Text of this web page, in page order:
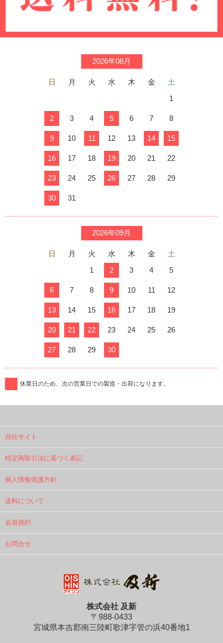
2026年08月
日 月 火 水 木 金
土
1
2 3 4 5 6 7 8
9 10 11 12 13 14 15
16 17 18 19 20 21 22
23 24 25 26 27 28 29
30 31
2026年09月
日 月 火 水 木 金
土
1
2 3 4 5
6 7 8 9 10 11 12
13 14 15 16 17 18 19
20 21 22 23 24 25 26
27 28 29 30
休業日のため、次の営業日での製造・出荷になります。
自社サイト
特定商取引法に基づく表記
個人情報保護方針
送料について
会員規約
お問合せ
株式会社 及新
〒988-0433
宮城県本吉郡南三陸町歌津字管の浜40番地1